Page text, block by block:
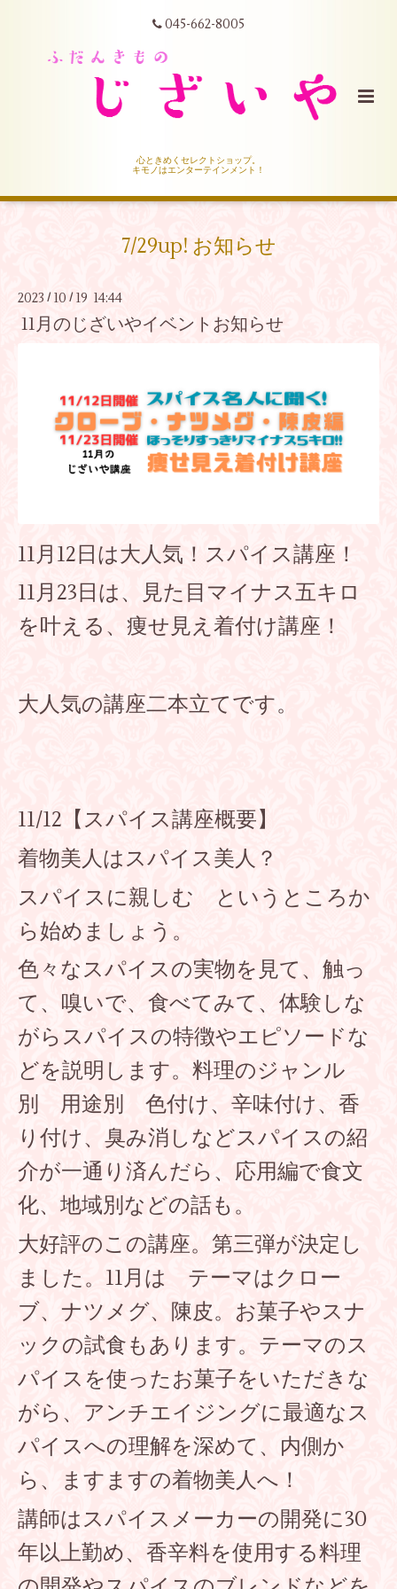
045-662-8005
心ときめくセレクトショップ。
キモノはエンターテインメント！
7/29up! お知らせ
2023 / 10 / 19 14:44
11月のじざいやイベントお知らせ
11月12日は大人気！スパイス講座！
11月23日は、見た目マイナス五キロ
を叶える、痩せ見え着付け講座！
大人気の講座二本立てです。
11/12【スパイス講座概要】
着物美人はスパイス美人？
スパイスに親しむ というところか
ら始めましょう。
色々なスパイスの実物を見て、触っ
て、嗅いで、食べてみて、体験しな
がらスパイスの特徴やエピソードな
どを説明します。料理のジャンル
別 用途別 色付け、辛味付け、香
り付け、臭み消しなどスパイスの紹
介が一通り済んだら、応用編で食文
化、地域別などの話も。
大好評のこの講座。第三弾が決定し
ました。11月は テーマはクロー
ブ、ナツメグ、陳皮。お菓子やスナ
ックの試食もあります。テーマのス
パイスを使ったお菓子をいただきな
がら、アンチエイジングに最適なス
パイスへの理解を深めて、内側か
ら、ますますの着物美人へ！
講師はスパイスメーカーの開発に30
年以上勤め、香辛料を使用する料理